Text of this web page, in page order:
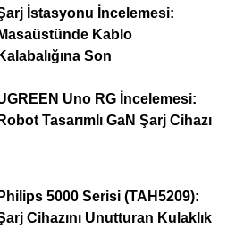
İstasyonu İncelemesi:
Masaüstünde Kablo
Kalabalığına Son
Uno RG İncelemesi:
Robot Tasarımlı GaN Şarj Cihazı
Philips 5000 Serisi (TAH5209):
Cihazını Unutturan Kulaklık